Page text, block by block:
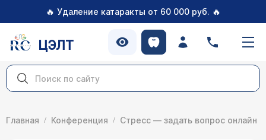
🔥 Удаление катаракты от 60 000 руб. 🔥
ЦЭЛТ
Главная Конференция Стресс — задать вопрос онлайн